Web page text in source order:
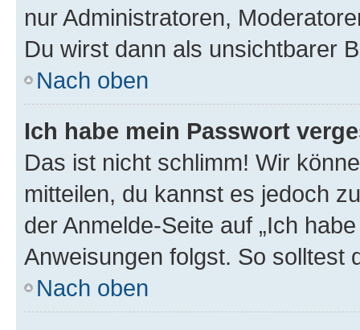
nur Administratoren,
Du wirst dann als unsichtbarer
Nach oben
Ich habe mein Passwort
Das ist nicht schlimm! Wir
mitteilen, du kannst es jedoch
der Anmelde-Seite auf „Ich
Anweisungen folgst. So solltest
Nach oben